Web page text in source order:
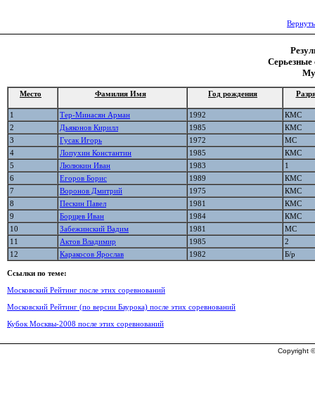
Место Фамилия Имя Год рождения
1 Тер-Минасян Арман 1992
КМС
2
Дьяконов Кирилл 1985
КМС
3
Гусак Игорь 1972
МС
4
Лопухин Константин 1985
КМС
5
Люлюкин Иван 1983
1
6
Егоров Борис 1989
КМС
7
Воронов Дмитрий 1975
КМС
8
Пескин Павел 1981
КМС
9
Борщев Иван 1984
КМС
10
Забежинский Вадим 1981
МС
11
Актов Владимир 1985
2
12
Каракосов Ярослав 1982 Б/р
Ссылки по теме:
Московский Рейтинг после этих соревнований
Московский Рейтинг (по версии Баурока) после этих соревнований
Кубок Москвы-2008 после этих соревнований
Copyright